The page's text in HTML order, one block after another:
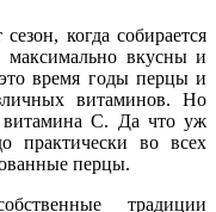
когда собирается
максимально вкусны и
время годы перцы и
витаминов. Но
витамина С. Да что уж
практически во всех
перцы.
традиции